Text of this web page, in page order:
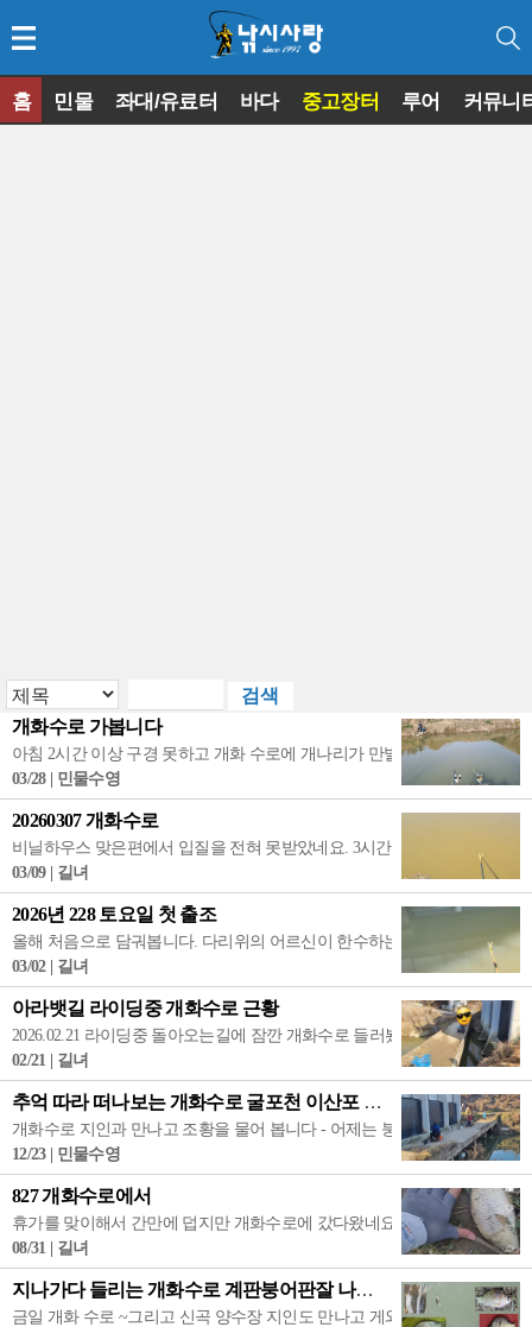
개화수로 가봅니다
아침 2시간 이상 구경 못하고 개화 수로에 개나리가 만발 했네요 이때가
03/28 | 민물수영
20260307 개화수로
비닐하우스 맞은편에서 입질을 전혀 못받았네요. 3시간 짬낚후 철수 했네
03/09 | 길녀
2026년 228 토요일 첫 출조
올해 처음으로 담궈봅니다. 다리위의 어르신이 한수하는거 봅니다. 저는
03/02 | 길녀
아라뱃길 라이딩중 개화수로 근황
2026.02.21 라이딩중 돌아오는길에 잠깐 개화수로 들러봤네요. 히트하는
02/21 | 길녀
추억 따라 떠나보는 개화수로 굴포천 이산포 수로 답사 낚시
개화수로 지인과 만나고 조황을 물어 봅니다 - 어제는 붕어가 나오고 오늘
12/23 | 민물수영
827 개화수로에서
휴가를 맞이해서 간만에 덥지만 개화수로에 갔다왔네요. 평일이라 그런
08/31 | 길녀
지나가다 들리는 개화수로 계판붕어판잘 나오네요
금일 개화 수로 ~그리고 신곡 양수장 지인도 만나고 게와 붕어 도 만나 봅
홈 민물 좌대/유료터 바다 중고장터 루어 커뮤니
◀